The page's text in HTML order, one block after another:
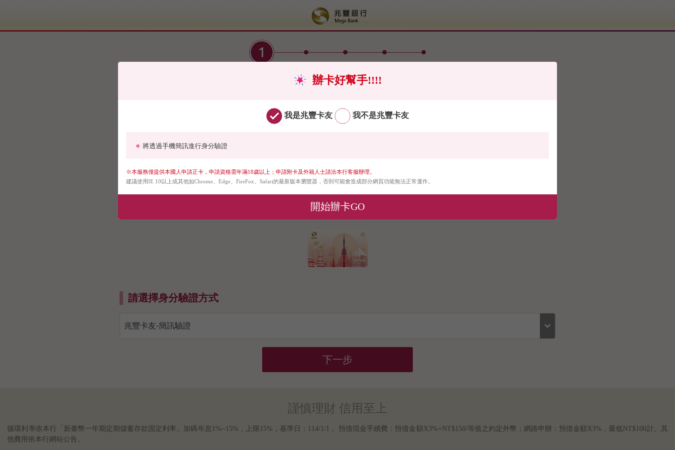
線上申請信用卡免郵寄（限申請正卡）
請選擇身分驗證方式
下一步
謹慎理財 信用至上
循環利率依本行「新臺幣一年期定期儲蓄存款固定利率」加碼年息1%~15%，上限15%，基準日：114/1/1 。預借現金手續費：預借金額X3%+NT$150/等值之約定外幣；網路申辦：預借金額X3%，最低NT$100計。其
他費用依本行網站公告。
辦卡好幫手!!!!
我是兆豐卡友 我不是兆豐卡友
將透過手機簡訊進行身分驗證
※本服務僅提供本國人申請正卡，申請資格需年滿18歲以上；申請附卡及外籍人士請洽本行客服辦理。
建議使用IE 10以上或其他如Chrome、Edge、FireFox、Safari的最新版本瀏覽器，否則可能會造成部分網頁功能無法正常運作。
開始辦卡GO